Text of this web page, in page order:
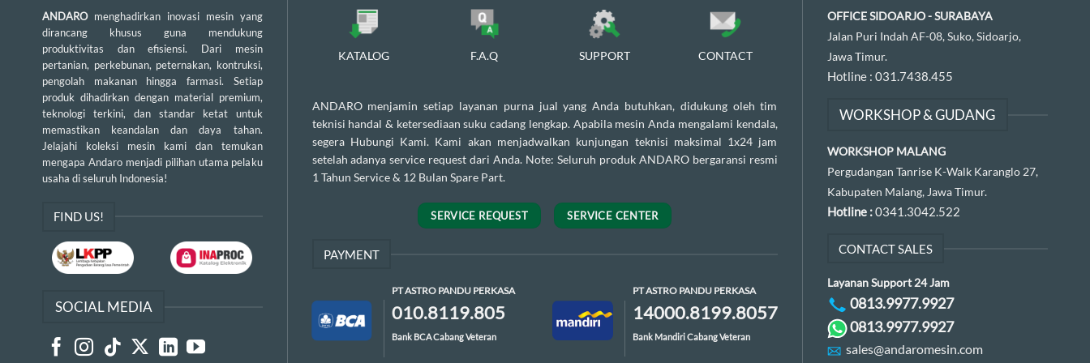
ANDARO menghadirkan inovasi mesin yang
dirancang khusus guna mendukung
produktivitas dan efisiensi. Dari mesin
pertanian, perkebunan, peternakan, kontruksi,
pengolah makanan hingga farmasi. Setiap
produk dihadirkan dengan material premium,
teknologi terkini, dan standar ketat untuk
memastikan keandalan dan daya tahan.
Jelajahi koleksi mesin kami dan temukan
mengapa Andaro menjadi pilihan utama pelaku
usaha di seluruh Indonesia!
FIND US!
SOCIAL MEDIA
KATALOG F.A.Q SUPPORT CONTACT
ANDARO menjamin setiap layanan purna jual yang Anda butuhkan, didukung oleh tim
teknisi handal & ketersediaan suku cadang lengkap. Apabila mesin Anda mengalami kendala,
segera Hubungi Kami. Kami akan menjadwalkan kunjungan teknisi maksimal 1x24 jam
setelah adanya service request dari Anda. Note: Seluruh produk ANDARO bergaransi resmi
1 Tahun Service & 12 Bulan Spare Part.
SERVICE REQUEST SERVICE CENTER
PAYMENT
PT ASTRO PANDU PERKASA
010.8119.805
Bank BCA Cabang Veteran
PT ASTRO PANDU PERKASA
14000.8199.8057
Bank Mandiri Cabang Veteran
OFFICE SIDOARJO - SURABAYA
Jalan Puri Indah AF-08, Suko, Sidoarjo,
Jawa Timur.
Hotline : 031.7438.455
WORKSHOP & GUDANG
WORKSHOP MALANG
Pergudangan Tanrise K-Walk Karanglo 27,
Kabupaten Malang, Jawa Timur.
Hotline :0341.3042.522
CONTACT SALES
Layanan Support 24 Jam
0813.9977.9927
0813.9977.9927
sales@andaromesin.com